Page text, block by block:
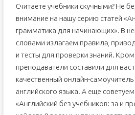
Считаете учебники скучными? Не
внимание на нашу серию статей
грамматика для начинающих». В
словами излагаем правила,
и тесты для проверки знаний.
преподаватели составили для вас
качественный онлайн-
английского языка. А еще
«Английский без учебников: за и